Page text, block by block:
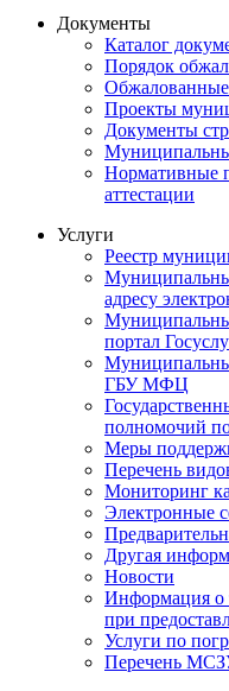
Документы
Каталог
Порядок
Проекты
Документы
Нормативные
аттестации
Услуги
Реестр
адресу
портал
ГБУ МФЦ
полномочий
Меры
Перечень
Мониторинг
Электронные
Другая
Новости
Информация о
при
Услуги по
Перечень